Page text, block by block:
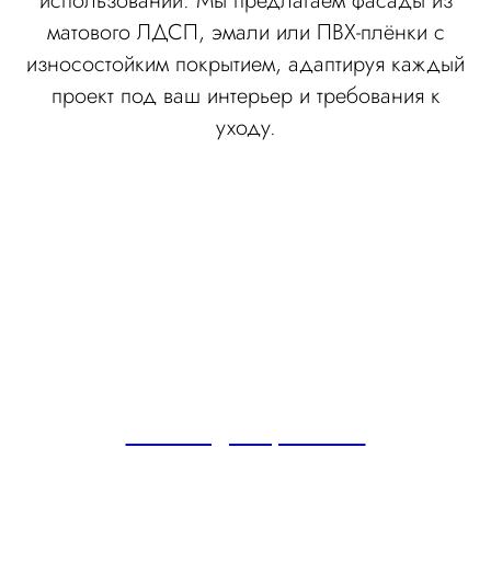
матового ЛДСП, эмали или ПВХ-плёнки с
износостойким покрытием, адаптируя каждый
проект под ваш интерьер и требования к
уходу.